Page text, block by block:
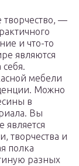
творчество, —
и что-то
являются
мебели
Можно
в
Вы
является
творчества и
полка
разных